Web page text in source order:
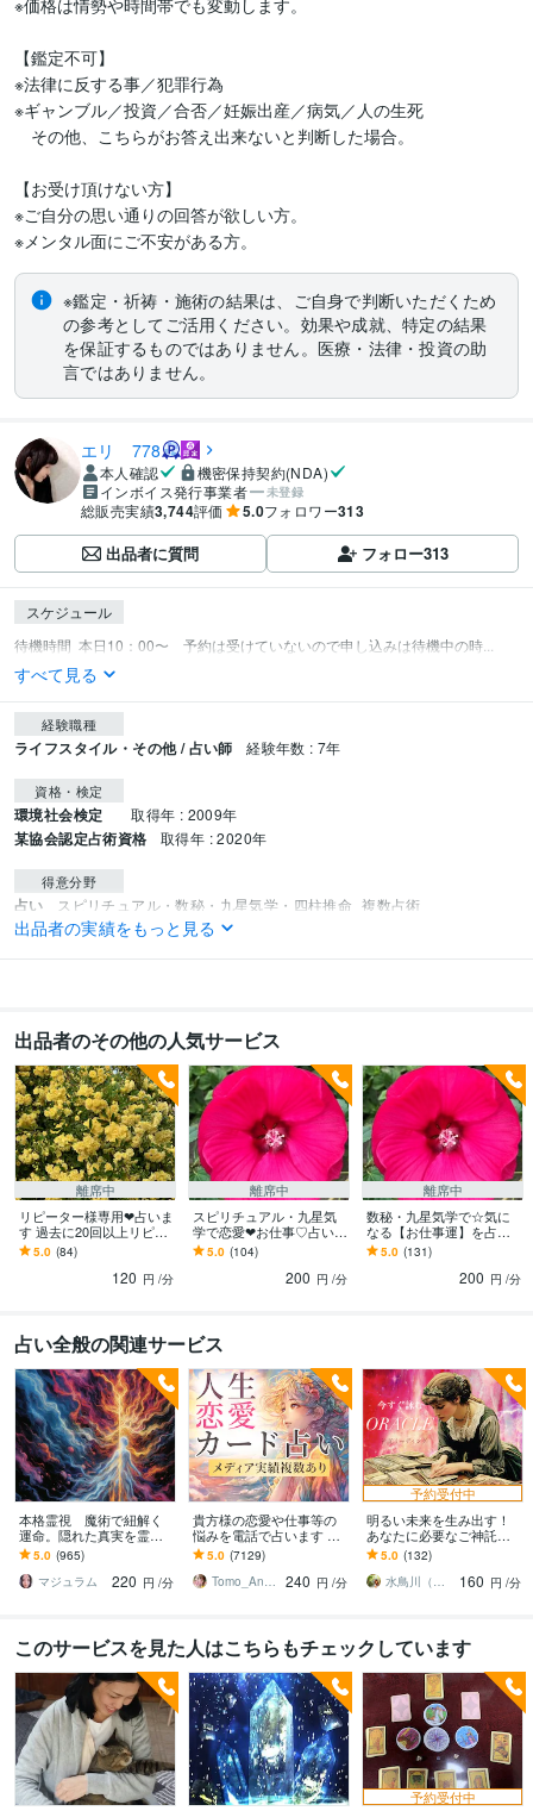
※価格は情勢や時間帯でも変動します。
【鑑定不可】
※法律に反する事／犯罪行為
※ギャンブル／投資／合否／妊娠出産／病気／人の生死
その他、こちらがお答え出来ないと判断した場合。
【お受け頂けない方】
※ご自分の思い通りの回答が欲しい方。
※メンタル面にご不安がある方。
※鑑定・祈祷・施術の結果は、ご自身で判断いただくため
の参考としてご活用ください。効果や成就、特定の結果
を保証するものではありません。医療・法律・投資の助
言ではありません。
エリ 778
本人確認
機密保持契約(NDA)
インボイス発行事業者
未登録
総販売実績3,744評価 5.0フォロワー313
出品者に質問 フォロー313
スケジュール
待機時間  本日10：00〜　予約は受けていないので申し込みは待機中の時...
すべて見る
経験職種
ライフスタイル・その他 / 占い師 経験年数 : 7年
資格・検定
環境社会検定 取得年 : 2009年
某協会認定占術資格 取得年 : 2020年
得意分野
占い スピリチュアル・数秘・九星気学・四柱推命 複数占術
占い 電話占い 恋愛 仕事 ヒーリング
出品者の実績をもっと見る
出品者のその他の人気サービス
離席中
リピーター様専用❤占いま
す 過去に20回以上リピー
トしていただいた方のた
めの占い
5.0 (84)
120 円 /分
離席中
スピリチュアル・九星気
学で恋愛❤お仕事♡占いま
す 占い❤開運♡ハッピー
開運へアプローチ！
5.0 (104)
200 円 /分
離席中
数秘・九星気学で☆気に
なる【お仕事運】を占い
ます 今後のお仕事運☆転
職が気になる方へ。
5.0 (131)
200 円 /分
占い全般の関連サービス
本格霊視 魔術で紐解く
運命。隠れた真実を霊視
します 漠然とした不安、
人間関係、前世、因縁、
その原因を解明します
5.0 (965)
マジュラム
220 円 /分
貴方様の恋愛や仕事等の
悩みを電話で占います タ
ロットカード、オラクル
カード、ルノルマンカー
ドを使用します
5.0 (7129)
Tomo_Angel7
240 円 /分
予約受付中
明るい未来を生み出す！
あなたに必要なご神託頂
けます ☆神秘的な引力の
法則☆今すぐ！オラクル
メッセージお届けします
5.0 (132)
水鳥川（みどりかわ）るい
160 円 /分
このサービスを見た人はこちらもチェックしています
予約受付中